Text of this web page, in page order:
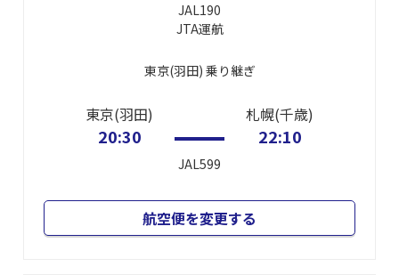
JAL190
JTA運航
東京(羽田) 乗り継ぎ
東京(羽田)
20:30
JAL599
札幌(千歳)
22:10
航空便を変更する